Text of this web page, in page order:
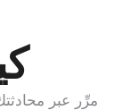
مرِّر عبر